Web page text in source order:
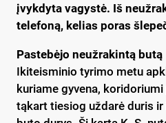
įvykdyta vagystė. Iš
telefoną, kelias poras
Pastebėjo neužrakintą butą
Ikiteisminio tyrimo metu
kuriame gyvena,
tąkart tiesiog uždarė duris